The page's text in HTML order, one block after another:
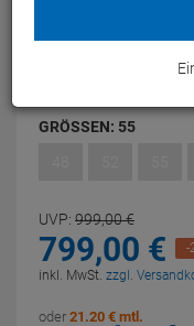
GRÖSSEN: 55
UVP: 999,00€
799,00 €
-
inkl. MwSt. zzgl.
oder 21.20 € mtl.